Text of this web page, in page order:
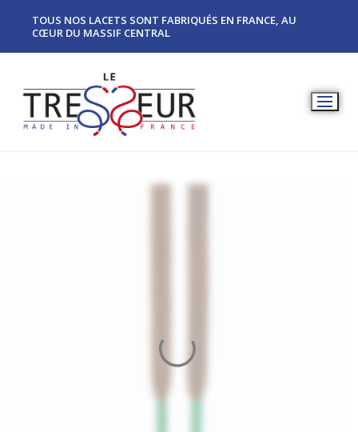
TOUS NOS LACETS SONT FABRIQUÉS EN FRANCE, AU
CŒUR DU MASSIF CENTRAL